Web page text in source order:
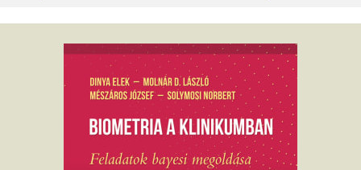
Cégünkről